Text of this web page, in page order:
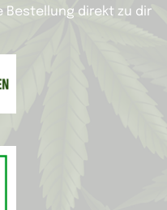
Bestellung direkt zu dir